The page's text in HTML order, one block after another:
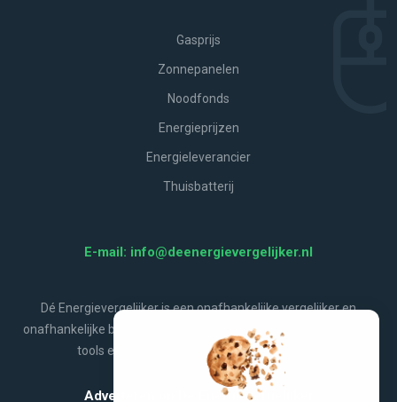
Gasprijs
Zonnepanelen
Noodfonds
Energieprijzen
Energieleverancier
Thuisbatterij
E-mail: info@deenergievergelijker.nl
Dé Energievergelijker is een onafhankelijke vergelijker en
onafhankelijke bron van energienieuws, aanbiedingen, handige
tools en alles wat jij wilt weten over energie.
Adverteren op De Energievergelijker